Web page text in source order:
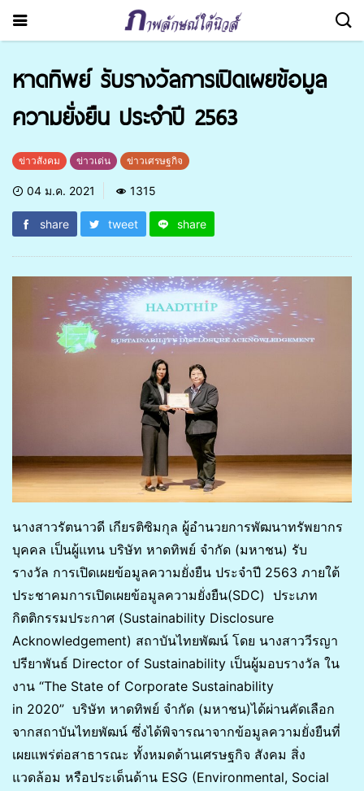
หาดทิพย์ รับรางวัลการเปิดเผยข้อมูล
ความยั่งยืน ประจำปี 2563
ข่าวสังคม ข่าวเด่น ข่าวเศรษฐกิจ
04 ม.ค. 2021 1315
share tweet share
นางสาวรัตนาวดี เกียรติซิมกุล ผู้อำนวยการพัฒนาทรัพยากร
บุคคล เป็นผู้แทน บริษัท หาดทิพย์ จำกัด (มหาชน) รับ
รางวัล การเปิดเผยข้อมูลความยั่งยืน ประจำปี 2563 ภายใต้
ประชาคมการเปิดเผยข้อมูลความยั่งยืน(SDC) ประเภท
กิตติกรรมประกาศ (Sustainability Disclosure
Acknowledgement) สถาบันไทยพัฒน์ โดย นางสาววีรญา
ปรียาพันธ์ Director of Sustainability เป็นผู้มอบรางวัล ใน
งาน “The State of Corporate Sustainability
in 2020” บริษัท หาดทิพย์ จำกัด (มหาชน)ได้ผ่านคัดเลือก
จากสถาบันไทยพัฒน์ ซึ่งได้พิจารณาจากข้อมูลความยั่งยืนที่
เผยแพร่ต่อสาธารณะ ทั้งหมดด้านเศรษฐกิจ สังคม สิ่ง
แวดล้อม หรือประเด็นด้าน ESG (Environmental, Social